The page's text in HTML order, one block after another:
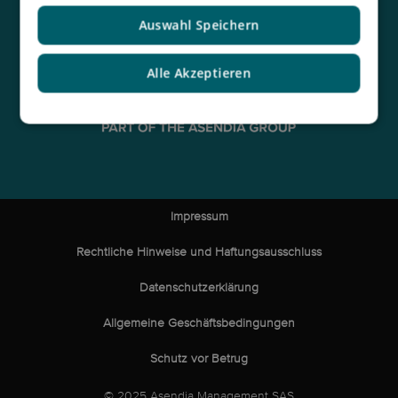
Impressum
Rechtliche Hinweise und Haftungsausschluss
Datenschutzerklärung
Allgemeine Geschäftsbedingungen
Schutz vor Betrug
Auswahl Speichern
Alle Akzeptieren